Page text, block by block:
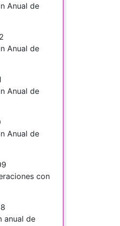
Anual de
Anual de
Anual de
Anual de
con
anual de